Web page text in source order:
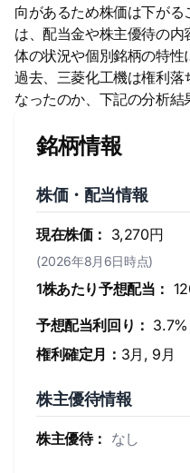
向があるため株価は下が
は、配当金や株主優待の
体の状況や個別銘柄の特
過去、三菱化工機は権利落
なったのか、下記の分析結
銘柄情報
株価・配当情報
現在株価： 3,270円
(2026年8月6日時点)
1株あたり予想配当：
予想配当利回り： 3.7%
権利確定月： 3月, 9月
株主優待情報
株主優待： なし